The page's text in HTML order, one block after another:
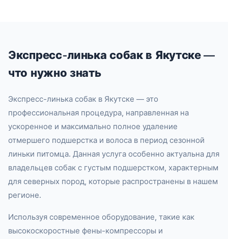
Экспресс-линька собак в Якутске —
что нужно знать
Экспресс-линька собак в Якутске — это
профессиональная процедура, направленная на
ускоренное и максимально полное удаление
отмершего подшерстка и волоса в период сезонной
линьки питомца. Данная услуга особенно актуальна для
владельцев собак с густым подшерстком, характерным
для северных пород, которые распространены в нашем
регионе.
Используя современное оборудование, такие как
высокоскоростные фены-компрессоры и